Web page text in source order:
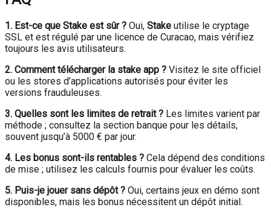
1. Est-ce que Stake est sûr ? Oui, Stake utilise le cryptage
SSL et est régulé par une licence de Curacao, mais vérifiez
toujours les avis utilisateurs.
2. Comment télécharger la stake app ? Visitez le site officiel
ou les stores d’applications autorisés pour éviter les
versions frauduleuses.
3. Quelles sont les limites de retrait ? Les limites varient par
méthode ; consultez la section banque pour les détails,
souvent jusqu’à 5000 € par jour.
4. Les bonus sont-ils rentables ? Cela dépend des conditions
de mise ; utilisez les calculs fournis pour évaluer les coûts.
5. Puis-je jouer sans dépôt ? Oui, certains jeux en démo sont
disponibles, mais les bonus nécessitent un dépôt initial.